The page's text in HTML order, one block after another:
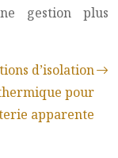
gestion plus
d’isolation
pour
apparente